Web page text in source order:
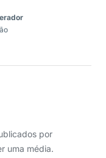
por
uma média.